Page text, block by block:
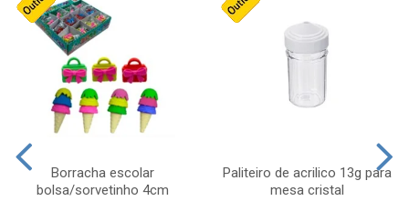
Borracha escolar
bolsa/sorvetinho 4cm
Paliteiro de acrilico 13g para
mesa cristal